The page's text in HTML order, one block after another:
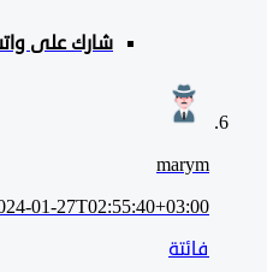
شارك على واتس آب
marym
2024-01-27T02:55:40+03:00